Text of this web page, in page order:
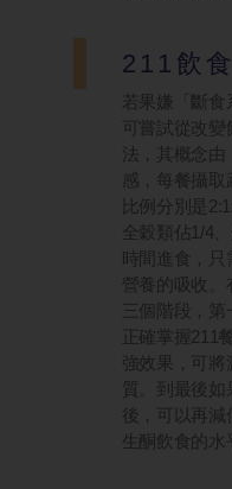
211飲
若果嫌「斷食
可嘗試從改
法，其概念由
感，每餐攝取
比例分別是
全穀類佔1/4
時間進食，只
營養的吸收
三個階段，第
正確掌握211
強效果，可將
質。到最後如
後，可以再減
生酮飲食的水